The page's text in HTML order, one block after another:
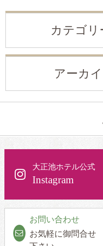
カテゴリ
アーカ
大正池ホテル公式
Instagram
お問い合わせ
お気軽に御問合せ